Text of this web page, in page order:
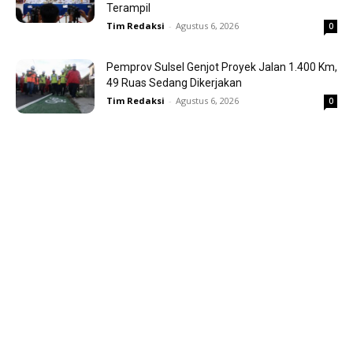
Terampil
Tim Redaksi - Agustus 6, 2026 0
Pemprov Sulsel Genjot Proyek Jalan 1.400 Km,
49 Ruas Sedang Dikerjakan
Tim Redaksi - Agustus 6, 2026 0